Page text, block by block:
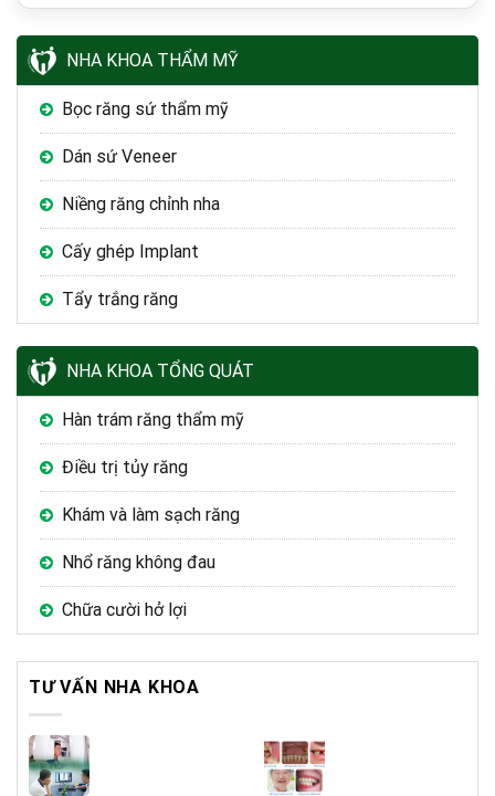
NHA KHOA THẨM MỸ
Bọc răng sứ thẩm mỹ
Dán sứ Veneer
Niềng răng chỉnh nha
Cấy ghép Implant
Tẩy trắng răng
NHA KHOA TỔNG QUÁT
Hàn trám răng thẩm mỹ
Điều trị tủy răng
Khám và làm sạch răng
Nhổ răng không đau
Chữa cười hở lợi
TƯ VẤN NHA KHOA